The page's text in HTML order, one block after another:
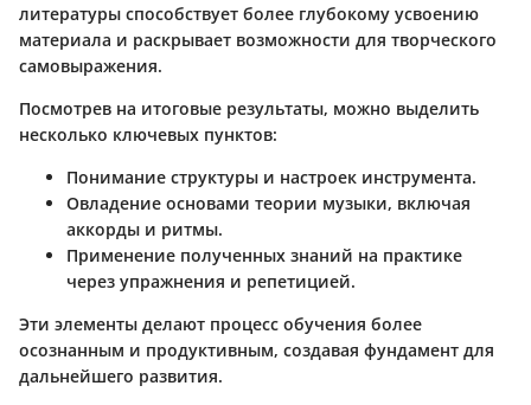
литературы способствует более глубокому усвоению
материала и раскрывает возможности для творческого
самовыражения.
Посмотрев на итоговые результаты, можно выделить
несколько ключевых пунктов:
Понимание структуры и настроек инструмента.
Овладение основами теории музыки, включая
аккорды и ритмы.
Применение полученных знаний на практике
через упражнения и репетицией.
Эти элементы делают процесс обучения более
осознанным и продуктивным, создавая фундамент для
дальнейшего развития.